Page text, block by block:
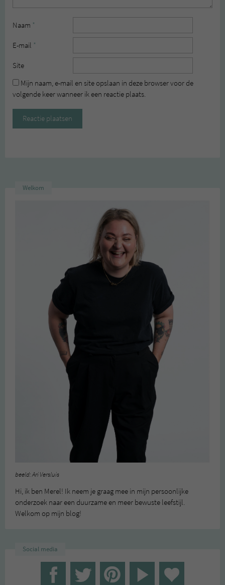
Naam *
E-mail *
Site
Mijn naam, e-mail en site opslaan in deze browser voor de
volgende keer wanneer ik een reactie plaats.
Welkom
beeld: Ari Versluis
Hi, ik ben Merel! Ik neem je graag mee in mijn persoonlijke
onderzoek naar een duurzame en meer bewuste leefstijl.
Welkom op mijn blog!
Social media